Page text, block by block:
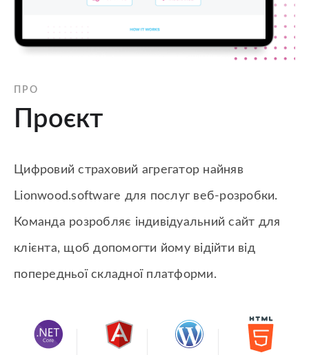
ПРО
Проєкт
Цифровий страховий агрегатор найняв
Lionwood.software для послуг веб-розробки.
Команда розробляє індивідуальний сайт для
клієнта, щоб допомогти йому відійти від
попередньої складної платформи.